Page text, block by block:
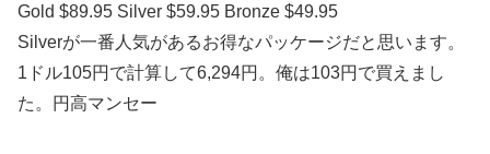
Gold $89.95 Silver $59.95 Bronze $49.95
Silverが一番人気があるお得なパッケージだと思います。
1ドル105円で計算して6,294円。俺は103円で買えまし
た。円高マンセー